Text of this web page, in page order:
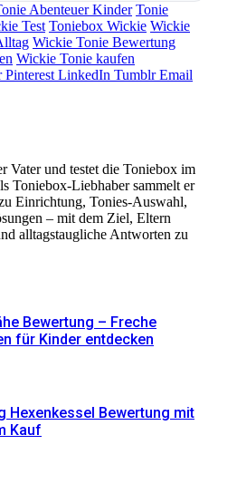
Abenteuer Kinder Tonie
Test Toniebox Wickie Wickie
Wickie Tonie Bewertung
Wickie Tonie kaufen
Pinterest LinkedIn Tumblr Email
Vater und testet die Toniebox im
Toniebox-Liebhaber sammelt er
Einrichtung, Tonies-Auswahl,
– mit dem Ziel, Eltern
alltagstaugliche Antworten zu
Bewertung – Freche
für Kinder entdecken
Hexenkessel Bewertung mit
Kauf